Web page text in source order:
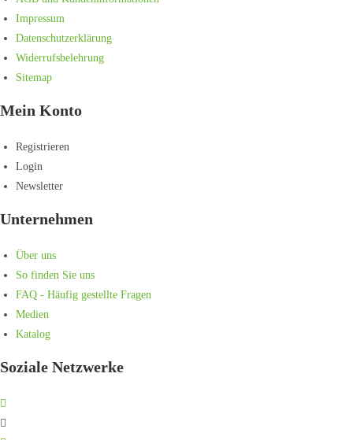
Impressum
Datenschutzerklärung
Widerrufsbelehrung
Sitemap
Mein Konto
Registrieren
Login
Newsletter
Unternehmen
Über uns
So finden Sie uns
FAQ - Häufig gestellte Fragen
Medien
Katalog
Soziale Netzwerke